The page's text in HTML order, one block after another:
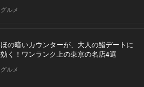
グルメ
ほの暗いカウンターが、大人の鮨デートに
効く！ワンランク上の東京の名店4選
グルメ